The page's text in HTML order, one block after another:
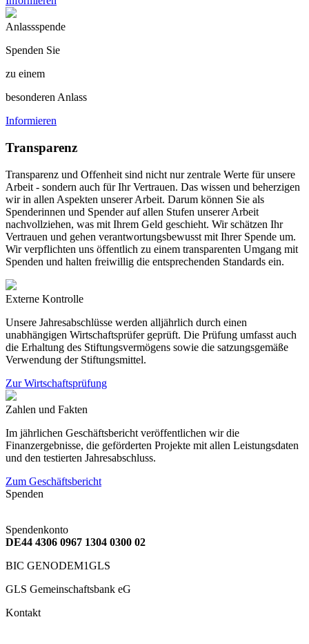
Anlassspende
Spenden Sie
zu einem
besonderen Anlass
Informieren
Transparenz
Transparenz und Offenheit sind nicht nur zentrale Werte für unsere
Arbeit - sondern auch für Ihr Vertrauen. Das wissen und beherzigen
wir in allen Aspekten unserer Arbeit. Darum können Sie als
Spenderinnen und Spender auf allen Stufen unserer Arbeit
nachvollziehen, was mit Ihrem Geld geschieht. Wir schätzen Ihr
Vertrauen und gehen verantwortungsbewusst mit Ihrer Spende um.
Wir verpflichten uns öffentlich zu einem transparenten Umgang mit
Spenden und halten freiwillig die entsprechenden Standards ein.
Externe Kontrolle
Unsere Jahresabschlüsse werden alljährlich durch einen
unabhängigen Wirtschaftsprüfer geprüft. Die Prüfung umfasst auch
die Erhaltung des Stiftungsvermögens sowie die satzungsgemäße
Verwendung der Stiftungsmittel.
Zur Wirtschaftsprüfung
Zahlen und Fakten
Im jährlichen Geschäftsbericht veröffentlichen wir die
Finanzergebnisse, die geförderten Projekte mit allen Leistungsdaten
und den testierten Jahresabschluss.
Zum Geschäftsbericht
Spenden
Spendenkonto
DE44 4306 0967 1304 0300 02
BIC GENODEM1GLS
GLS Gemeinschaftsbank eG
Kontakt